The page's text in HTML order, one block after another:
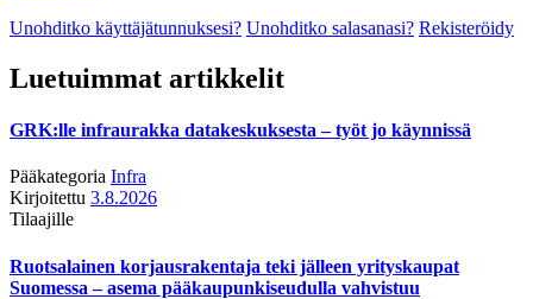
Unohditko käyttäjätunnuksesi? Unohditko salasanasi? Rekisteröidy
Luetuimmat artikkelit
GRK:lle infraurakka datakeskuksesta – työt jo käynnissä
Pääkategoria Infra
Kirjoitettu 3.8.2026
Tilaajille
Ruotsalainen korjausrakentaja teki jälleen yrityskaupat
Suomessa – asema pääkaupunkiseudulla vahvistuu